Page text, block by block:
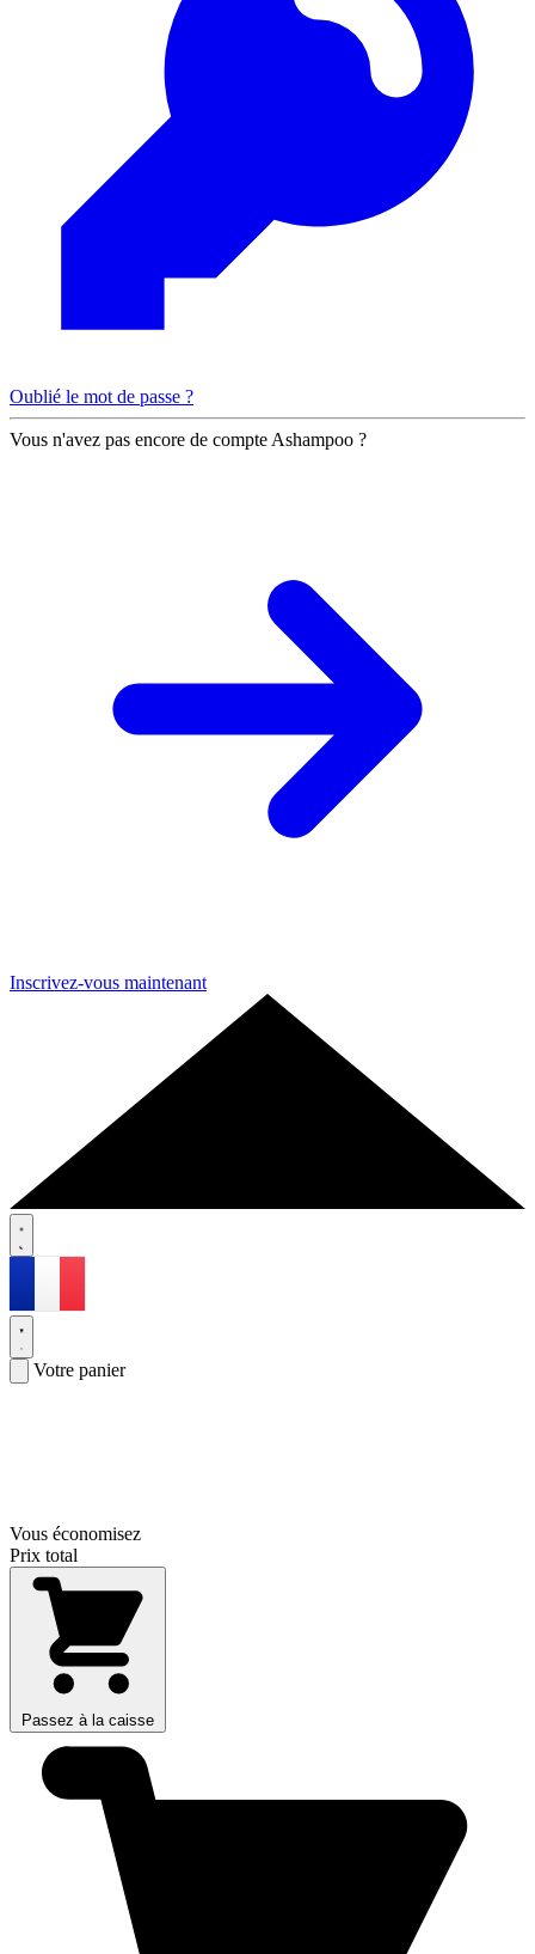
Oublié le mot de passe ?
Vous n'avez pas encore de compte Ashampoo ?
Inscrivez-vous maintenant
Votre panier
Vous économisez
Prix total
Passez à la caisse